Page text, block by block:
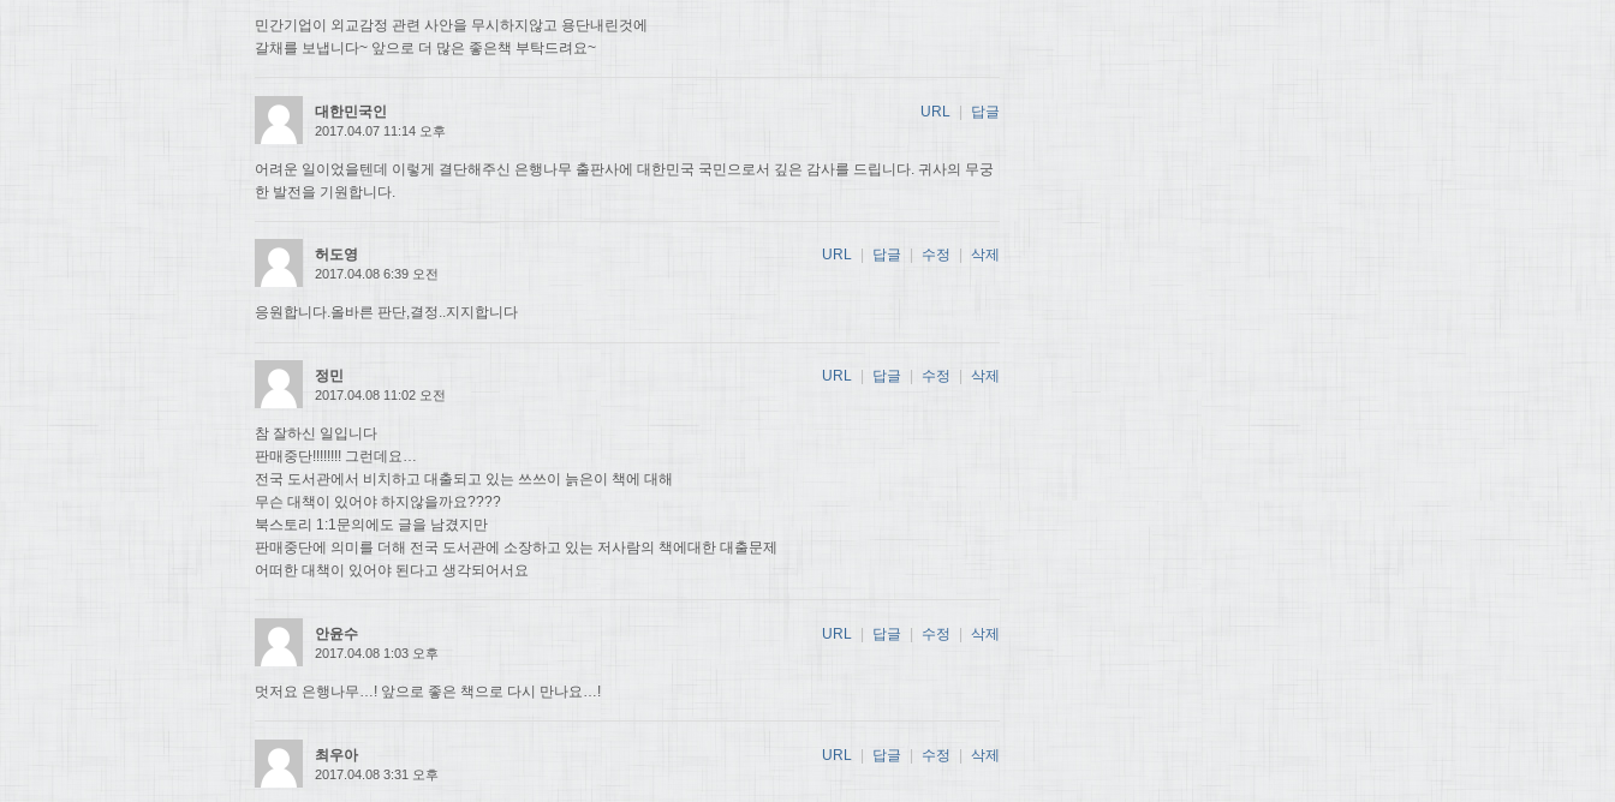
민간기업이 외교감정 관련 사안을 무시하지않고 용단내린것에
갈채를 보냅니다~ 앞으로 더 많은 좋은책 부탁드려요~
대한민국인
2017.04.07 11:14 오후
어려운 일이었을텐데 이렇게 결단해주신 은행나무 출판사에 대한민국 국민으로서 깊은 감사를 드립니다. 귀사의 무궁
한 발전을 기원합니다.
URL | 답글
허도영
2017.04.08 6:39 오전
응원합니다.올바른 판단,결정..지지합니다
URL 답글 수정 삭제
정민
2017.04.08 11:02 오전
참 잘하신 일입니다
판매중단!!!!!!!! 그런데요…
전국 도서관에서 비치하고 대출되고 있는 쓰쓰이 늙은이 책에 대해
무슨 대책이 있어야 하지않을까요????
북스토리 1:1문의에도 글을 남겼지만
판매중단에 의미를 더해 전국 도서관에 소장하고 있는 저사람의 책에대한 대출문제
어떠한 대책이 있어야 된다고 생각되어서요
URL 답글 수정 삭제
안윤수
2017.04.08 1:03 오후
멋저요 은행나무…! 앞으로 좋은 책으로 다시 만나요…!
URL | 답글 | 수정 | 삭제
최우아
2017.04.08 3:31 오후
URL | 답글 | 수정 | 삭제